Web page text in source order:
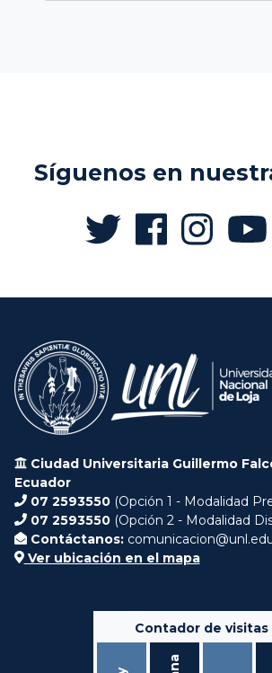
Síguenos en
Ciudad Universitaria Guillermo
Ecuador
07 2593550 (Opción 1 - Modalidad
07 2593550 (Opción 2 - Modalidad
Contáctanos:
Ver ubicación en el mapa
Contador de visitas